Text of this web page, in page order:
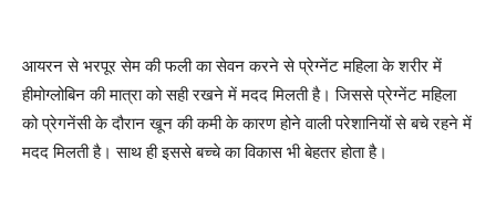
आयरन से भरपूर सेम की फली का सेवन करने से प्रेग्नेंट महिला के शरीर में
हीमोग्लोबिन की मात्रा को सही रखने में मदद मिलती है। जिससे प्रेग्नेंट महिला
को प्रेगनेंसी के दौरान खून की कमी के कारण होने वाली परेशानियों से बचे रहने में
मदद मिलती है। साथ ही इससे बच्चे का विकास भी बेहतर होता है।